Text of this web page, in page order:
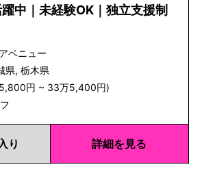
中｜未経験OK｜独立支援制
アベニュー
県, 栃木県
円 ~ 33万5,400円)
り 詳細を見る